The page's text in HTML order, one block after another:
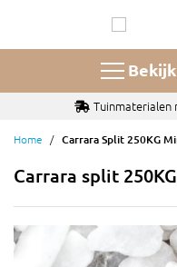
de
Tuinmaterialen
Home Carrara Split 250KG
Carrara split